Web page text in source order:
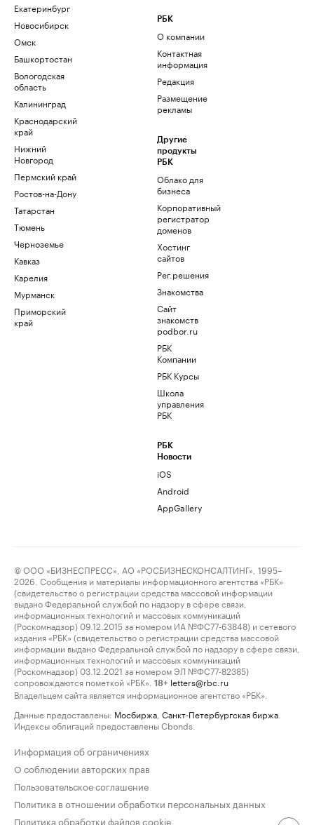
Екатеринбург
Новосибирск
Омск
Башкортостан
Вологодская
область
Калининград
Краснодарский
край
Нижний
Новгород
Пермский край
Ростов-на-Дону
Татарстан
Тюмень
Черноземье
Кавказ
Карелия
Мурманск
Приморский
край
РБК
О компании
Контактная
информация
Редакция
Размещение
рекламы
Другие
продукты
РБК
Облако для
бизнеса
Корпоративный
регистратор
доменов
Хостинг
сайтов
Рег.решения
Знакомства
Сайт
знакомств
podbor.ru
РБК
Компании
РБК Курсы
Школа
управления
РБК
РБК
Новости
iOS
Android
AppGallery
© ООО «БИЗНЕСПРЕСС», АО «РОСБИЗНЕСКОНСАЛТИНГ», 1995–
2026. Сообщения и материалы информационного агентства «РБК»
(свидетельство о регистрации средства массовой информации
выдано Федеральной службой по надзору в сфере связи,
информационных технологий и массовых коммуникаций
(Роскомнадзор) 09.12.2015 за номером ИА №ФС77-63848) и сетевого
издания «РБК» (свидетельство о регистрации средства массовой
информации выдано Федеральной службой по надзору в сфере связи,
информационных технологий и массовых коммуникаций
(Роскомнадзор) 03.12.2021 за номером ЭЛ №ФС77-82385)
сопровождаются пометкой «РБК».
18+ letters@rbc.ru
Владельцем сайта является информационное агентство «РБК».
Данные предоставлены: Мосбиржа Санкт-Петербургская биржа
Индексы облигаций предоставлены Cbonds.
Информация об ограничениях
О соблюдении авторских прав
Пользовательское соглашение
Политика в отношении обработки персональных данных
Политика обработки файлов cookie